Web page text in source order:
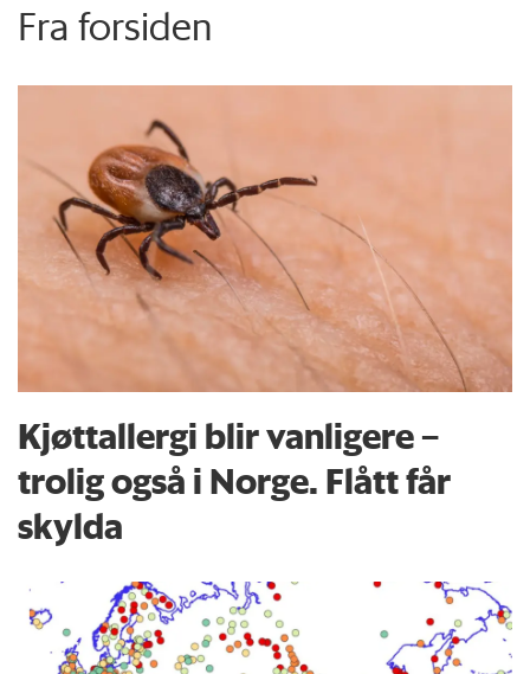
Fra forsiden
Kjøttallergi blir vanligere –
trolig også i Norge. Flått får
skylda